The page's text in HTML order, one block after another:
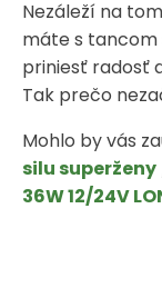
Nezáleží na
máte s tancom
priniesť radosť
Tak prečo
Mohlo by vás
silu superženy
36W 12/24V